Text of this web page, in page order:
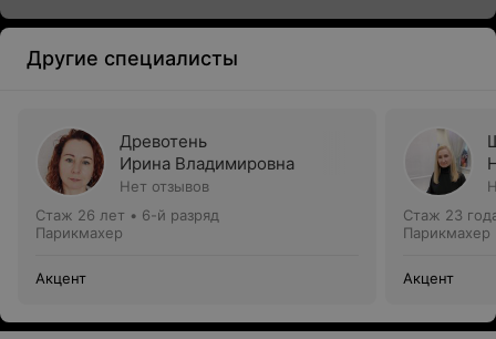
Другие специалисты
Древотень
Ирина Владимировна
Нет отзывов
Стаж 26 лет • 6-й разряд
Парикмахер
Акцент
Стаж 23
Парикмахер
Акцент